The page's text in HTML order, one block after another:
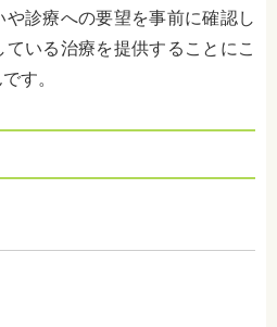
診療への要望を事前に確認し
いる治療を提供することにこ
す。